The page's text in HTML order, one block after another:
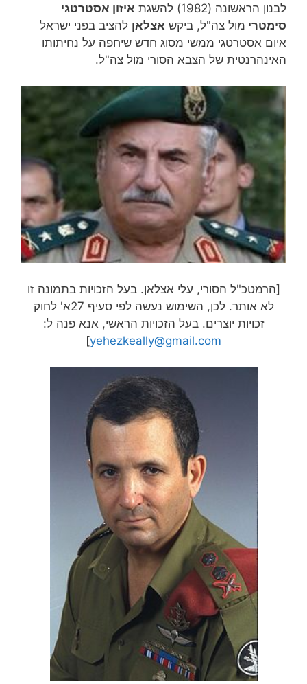
לבנון הראשונה (1982) להשגת
איזון אסטרטגי
סימטרי מול צה"ל, ביקש אצלאן להציב בפני ישראל
איום אסטרטגי ממשי מסוג חדש שיחפה על נחיתותו
האינהרנטית של הצבא הסורי מול צה"ל.
[הרמטכ"ל הסורי, עלי אצלאן. בעל הזכויות בתמונה זו
לא אותר. לכן, השימוש נעשה לפי סעיף 27א' לחוק
זכויות יוצרים. בעל הזכויות הראשי, אנא פנה ל:
yehezkeally@gmail.com
]